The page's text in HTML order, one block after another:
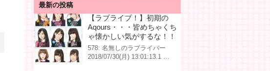
最新の投稿
【ラブライブ！】初期の
Aqours・・・皆めちゃくち
ゃ懐かしい気がするな！！
578: 名無しのラブライバー
2018/07/30(月) 13:01:13.1 …